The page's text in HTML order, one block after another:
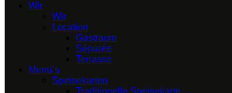
Wir
Wir
Location
Gastraum
Séparée
Terrasse
Menü’s
Speisekarten